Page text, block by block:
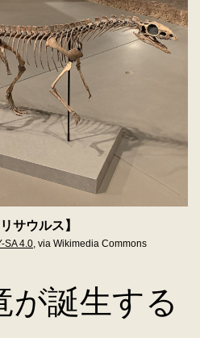
サウルス】
SA 4.0, via Wikimedia Commons
が誕生する